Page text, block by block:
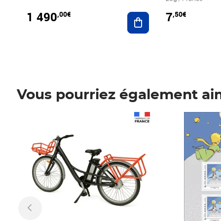
1 490,00€ Ajouter au panier
7,50€
Vous pourriez également
Prix 7,50€